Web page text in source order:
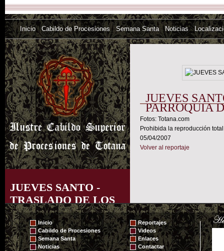
Inicio Cabildo de Procesiones Semana Santa Noticias
JUEVES SANTO -
TRASLADO DE LOS
TRONOS A LA
PARROQUIA DE
SANTIAGO
JUEVES
PARROQUIA
Fotos: Totana.com
Prohibida la reproducción
05/04/2007
Volver al reportaje
Inicio
Cabildo de Procesiones
Semana Santa
Noticias
Reportajes
Videos
Enlaces
Contactar